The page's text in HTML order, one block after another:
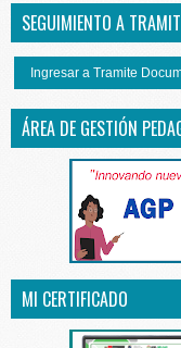
SEGUIMIENTO A
Ingresar a Tramite
ÁREA DE GESTIÓN
MI CERTIFICADO